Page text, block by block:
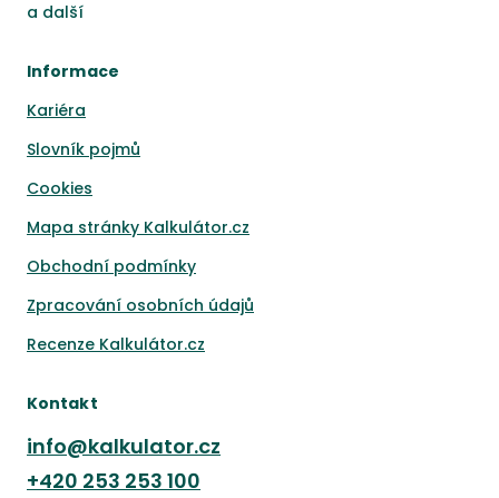
a další
Informace
Kariéra
Slovník pojmů
Cookies
Mapa stránky Kalkulátor.cz
Obchodní podmínky
Zpracování osobních údajů
Recenze Kalkulátor.cz
Kontakt
info@kalkulator.cz
+420 253 253 100